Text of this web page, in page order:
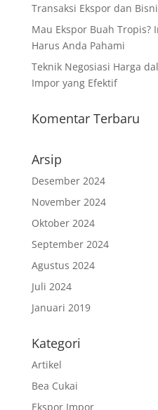
Transaksi Ekspor dan
Mau Ekspor Buah Tropis?
Harus Anda Pahami
Teknik Negosiasi Harga
Impor yang Efektif
Komentar Terbaru
Arsip
Desember 2024
November 2024
Oktober 2024
September 2024
Agustus 2024
Juli 2024
Januari 2019
Kategori
Artikel
Bea Cukai
Ekspor Impor